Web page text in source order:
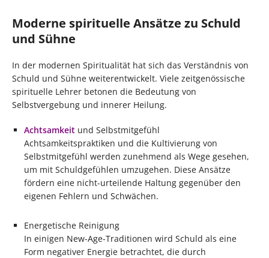
Moderne spirituelle Ansätze zu Schuld
und Sühne
In der modernen Spiritualität hat sich das Verständnis von
Schuld und Sühne weiterentwickelt. Viele zeitgenössische
spirituelle Lehrer betonen die Bedeutung von
Selbstvergebung und innerer Heilung.
Achtsamkeit und Selbstmitgefühl
Achtsamkeitspraktiken und die Kultivierung von
Selbstmitgefühl werden zunehmend als Wege gesehen,
um mit Schuldgefühlen umzugehen. Diese Ansätze
fördern eine nicht-urteilende Haltung gegenüber den
eigenen Fehlern und Schwächen.
Energetische Reinigung
In einigen New-Age-Traditionen wird Schuld als eine
Form negativer Energie betrachtet, die durch